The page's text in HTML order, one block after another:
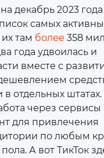
декабрь 2023
самых
там более 358
года удвоилась и
вместе с
отдельных штатах.
через
для привлечения
по любым
А вот ТикТок